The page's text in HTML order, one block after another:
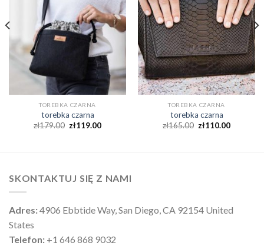
TOREBKA CZARNA
torebka czarna
zł179.00 zł119.00
TOREBKA CZARNA
torebka czarna
zł165.00 zł110.00
SKONTAKTUJ SIĘ Z NAMI
Adres:4906 Ebbtide Way, San Diego, CA 92154 United
States
Telefon: +1 646 868 9032